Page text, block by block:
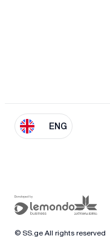
ENG
© SS.ge All rights reserved